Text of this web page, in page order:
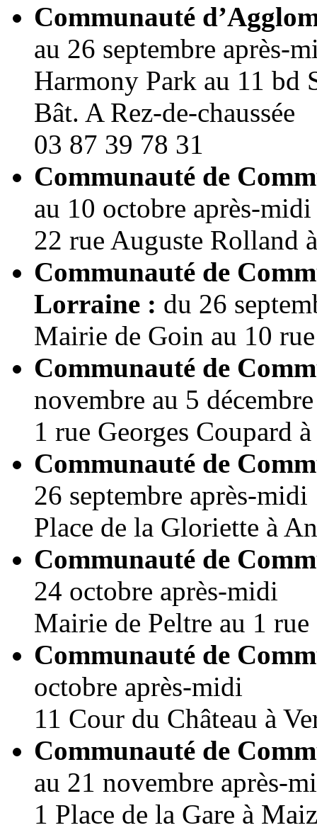
Communauté
au 26 septembre après-
Harmony Park au 11 bd
Bât. A Rez-de-chaussée
03 87 39 78 31
Communauté de
au 10 octobre après-midi
22 rue Auguste Rolland
Communauté de
Lorraine : du 26
Mairie de Goin au 10
Communauté de
novembre au 5
1 rue Georges Coupard
Communauté de
26 septembre après-midi
Place de la Gloriette à
Communauté de
24 octobre après-midi
Mairie de Peltre au 1
Communauté de
octobre après-midi
11 Cour du Château à
Communauté de
au 21 novembre après-
1 Place de la Gare à